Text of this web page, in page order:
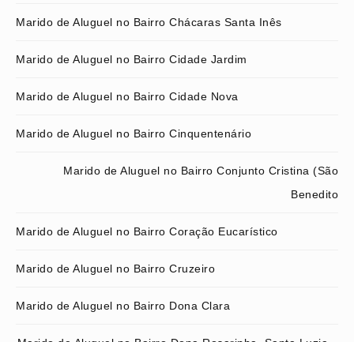
Marido de Aluguel no Bairro Chácaras Santa Inês
Marido de Aluguel no Bairro Cidade Jardim
Marido de Aluguel no Bairro Cidade Nova
Marido de Aluguel no Bairro Cinquentenário
Marido de Aluguel no Bairro Conjunto Cristina (São
Benedito
Marido de Aluguel no Bairro Coração Eucarístico
Marido de Aluguel no Bairro Cruzeiro
Marido de Aluguel no Bairro Dona Clara